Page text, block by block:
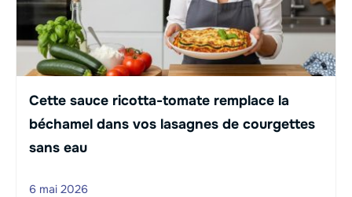
Cette sauce ricotta-tomate remplace la
béchamel dans vos lasagnes de courgettes
sans eau
6 mai 2026